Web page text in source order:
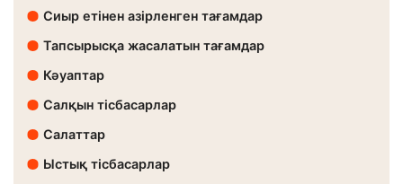
Сиыр етінен азірленген тағамдар
Тапсырысқа жасалатын тағамдар
Кәуаптар
Салқын тісбасарлар
Салаттар
Ыстық тісбасарлар